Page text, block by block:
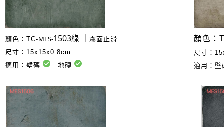
顏色：TC-MES-1503綠 ｜
霧面止滑
尺寸：15x15x0.8cm
適用：壁磚
地磚
顏色：
尺寸：
適用：